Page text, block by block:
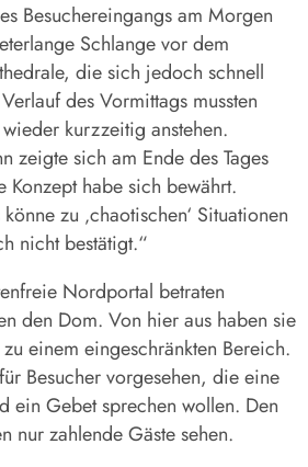
Besuchereingangs am Morgen
Schlange vor dem
die sich jedoch schnell
des Vormittags mussten
kurzzeitig anstehen.
zeigte sich am Ende des Tages
Konzept habe sich bewährt.
zu ‚chaotischen‘ Situationen
nicht bestätigt.“
Nordportal betraten
den Dom. Von hier aus haben sie
einem eingeschränkten Bereich.
Besucher vorgesehen, die eine
ein Gebet sprechen wollen. Den
nur zahlende Gäste sehen.